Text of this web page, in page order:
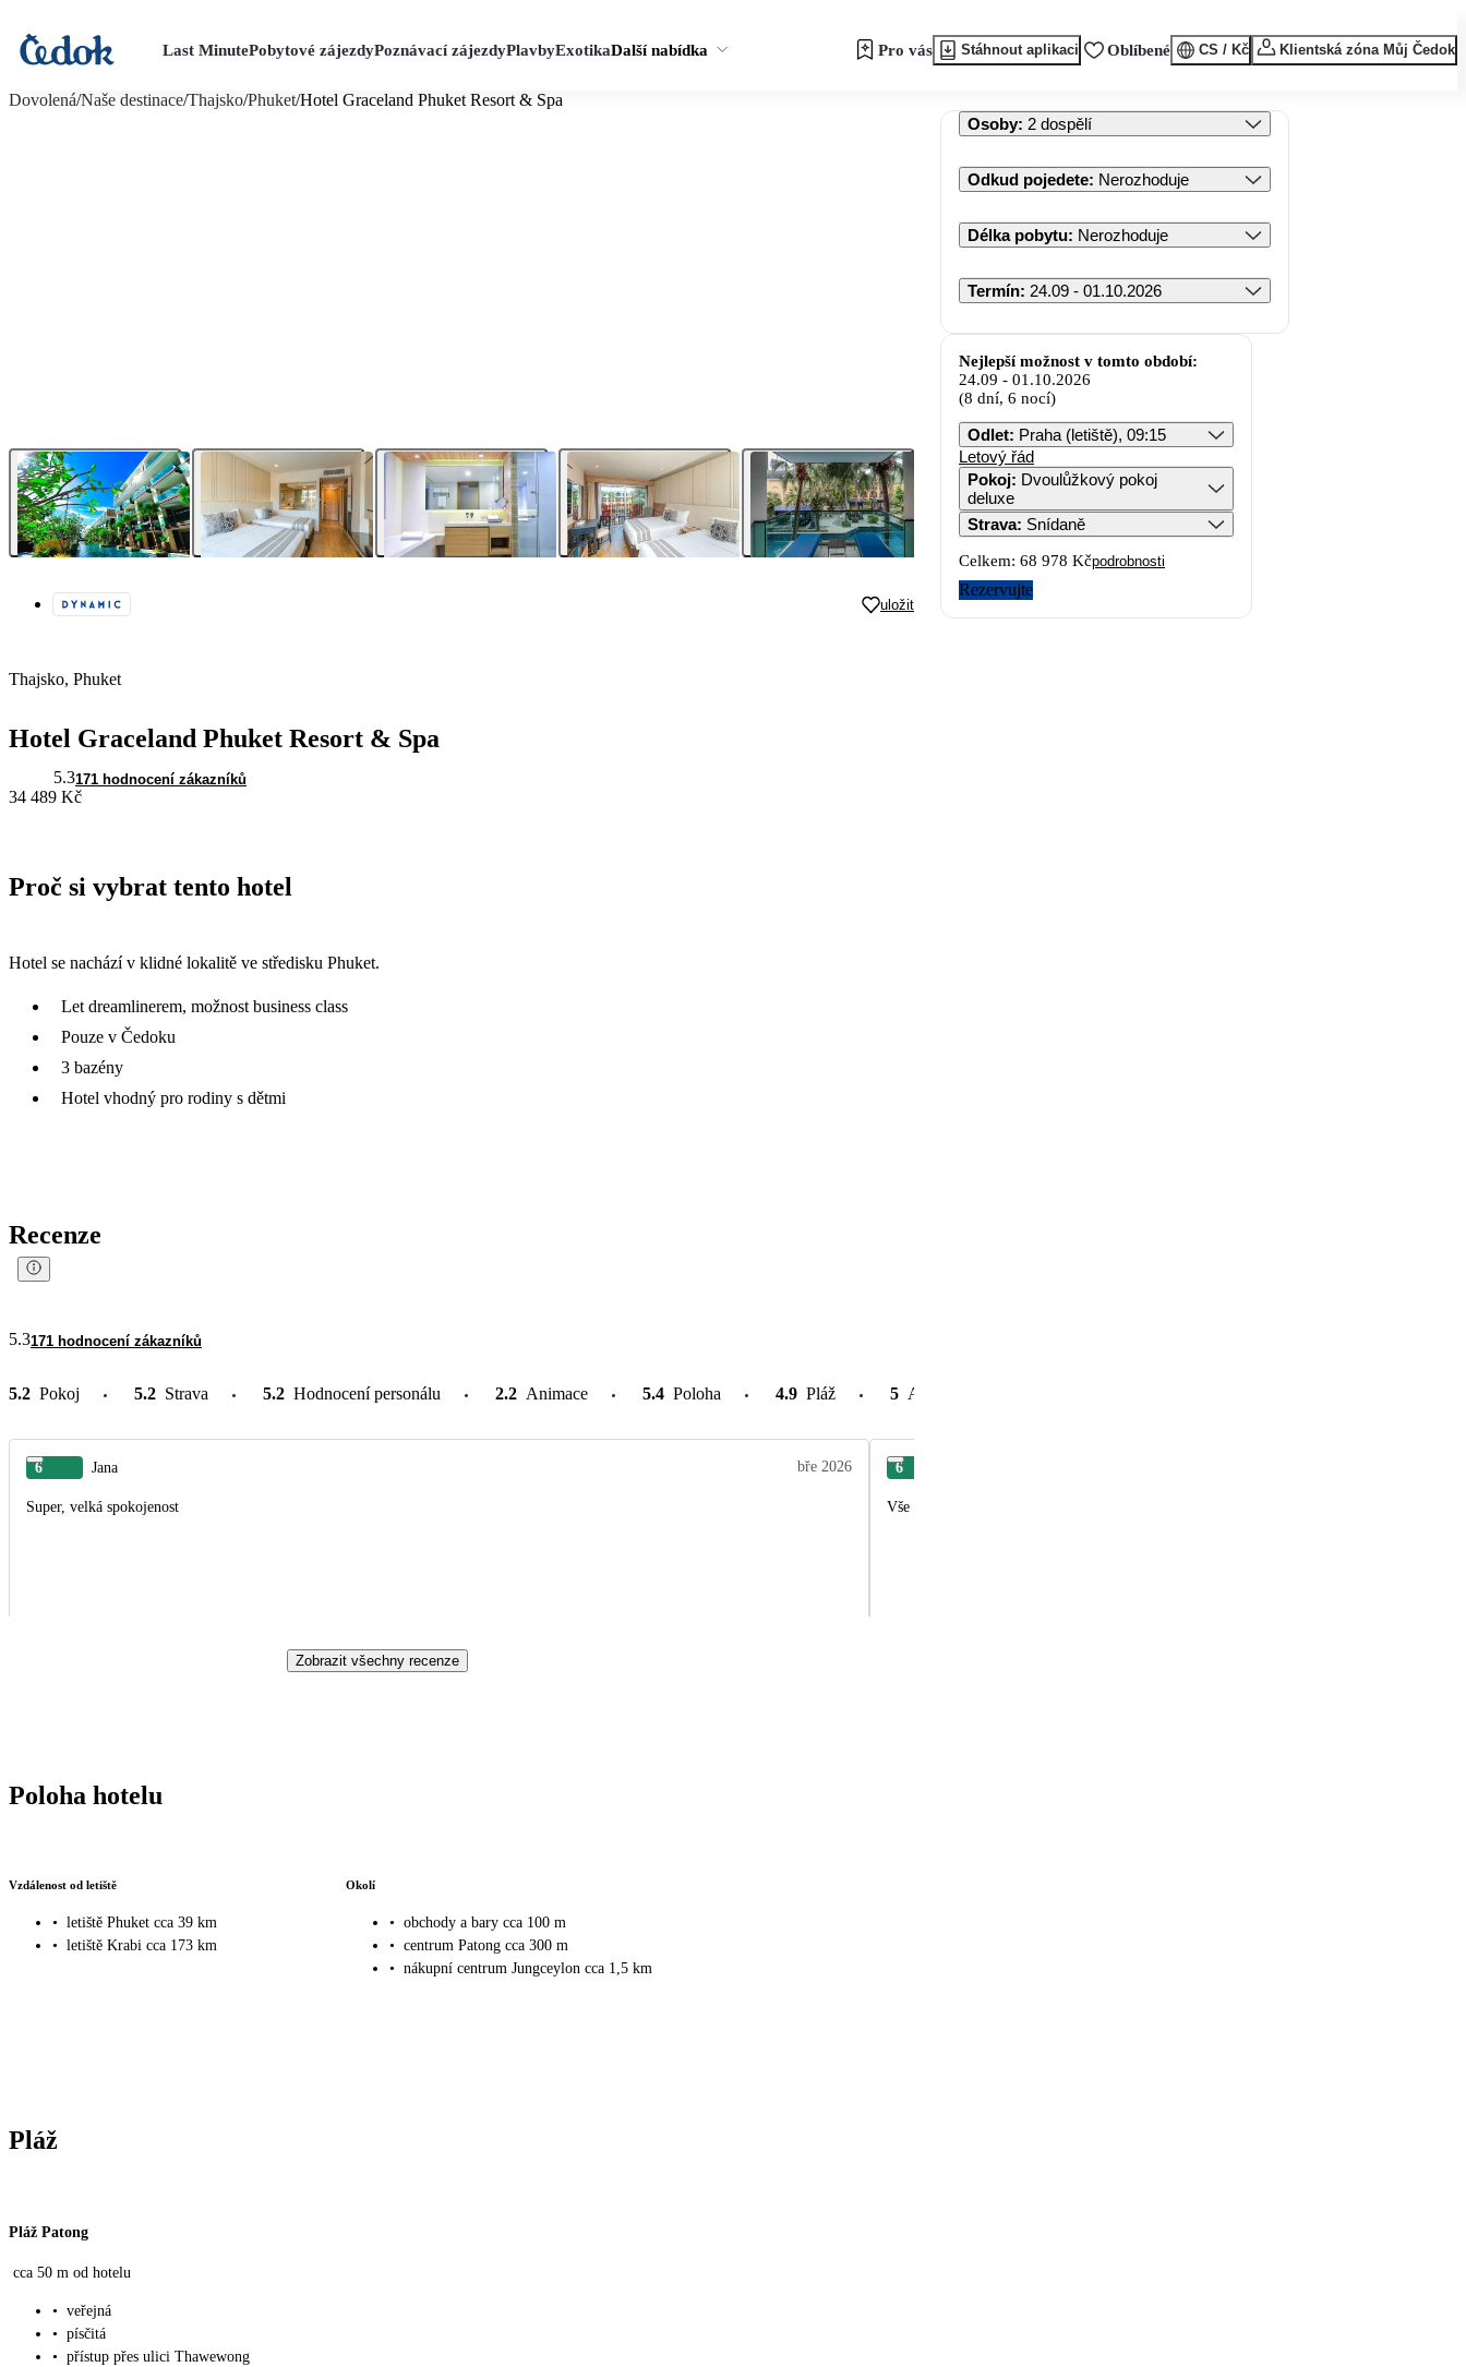
Last MinutePobytové zájezdyPoznávací zájezdyPlavbyExotikaDalší nabídka Pro vás Stáhnout aplikaci Oblíbené CS / Kč Klientská zóna Můj Čedok
Dovolená/Naše destinace/Thajsko/Phuket/Hotel Graceland Phuket Resort & Spa
uložit
Thajsko, Phuket
Hotel Graceland Phuket Resort & Spa
5.3171 hodnocení zákazníků
34 489 Kč
Proč si vybrat tento hotel
Hotel se nachází v klidné lokalitě ve středisku Phuket.
Let dreamlinerem, možnost business class
Pouze v Čedoku
3 bazény
Hotel vhodný pro rodiny s dětmi
Recenze
5.3171 hodnocení zákazníků
5.2 Pokoj 5.2 Strava 5.2 Hodnocení personálu 2.2 Animace 5.4 Poloha 4.9 Pláž 5 Atrakce v okolí
6 Jana bře 2026
Super, velká spokojenost
6
Vše dle očekávání.Luxus za skvělou cenu.My kupovali na poslední chvíli.
Zobrazit všechny recenze
Poloha hotelu
Vzdálenost od letiště
• letiště Phuket cca 39 km
• letiště Krabi cca 173 km
Okolí
• obchody a bary cca 100 m
• centrum Patong cca 300 m
• nákupní centrum Jungceylon cca 1,5 km
Pláž
Pláž Patong
cca 50 m od hotelu
• veřejná
• písčitá
• přístup přes ulici Thawewong
Osoby: 2 dospělí
Odkud pojedete: Nerozhoduje
Délka pobytu: Nerozhoduje
Termín: 24.09 - 01.10.2026
Nejlepší možnost v tomto období:
24.09 - 01.10.2026
(8 dní, 6 nocí)
Odlet: Praha (letiště), 09:15
Letový řád
Pokoj: Dvoulůžkový pokoj
deluxe
Strava: Snídaně
Celkem: 68 978 Kčpodrobnosti
Rezervujte